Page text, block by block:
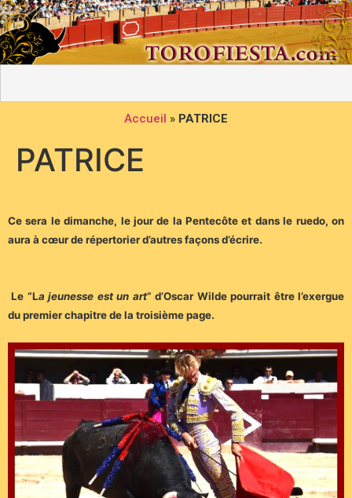
Accueil » PATRICE
PATRICE
Ce sera le dimanche, le jour de la Pentecôte et dans le ruedo, on
aura à cœur de répertorier d’autres façons d’écrire.
Le “La jeunesse est un art” d’Oscar Wilde pourrait être l’exergue
du premier chapitre de la troisième page.